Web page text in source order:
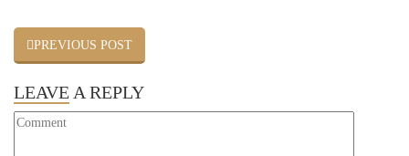
PREVIOUS POST
LEAVE A REPLY